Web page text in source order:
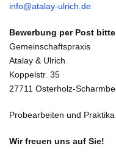
info@atalay-ulrich.de
Bewerbung per Post
Gemeinschaftspraxis
Atalay & Ulrich
Koppelstr. 35
27711 Osterholz-
Probearbeiten und
Wir freuen uns auf Sie!